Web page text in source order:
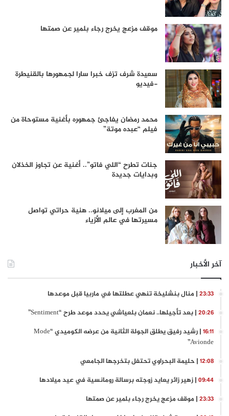
موقف مزعج يخرج رجاء بلمير عن صمتها
سعيدة شرف تزف خبرا سارا لجمهورها بالقنيطرة
-فيديو
محمد رمضان يفاجئ جمهوره بأغنية مستوحاة من
فيلم “عبده موتة”
جنات تطرح “اللي فاتو”.. أغنية عن تجاوز الخذلان
وبدايات جديدة
من المغرب إلى ميلانو.. هنية حراتي تواصل
مسيرتها في عالم الأزياء
آخر الأخبار
23:33 | منال بنشليخة تنهي عطلتها في ماربيا قبل موعدها
20:26 | بعد تأجيلها.. نعمان بلعياشي يحدد موعد طرح “Sentiment”
16:11
| رشيد رفيق يطلق الجولة الثانية من عرضه الكوميدي “Mode
Avionde”
12:08 | حليمة البحراوي تحتفل بتخرجها الجامعي
09:44 | زهير زائر يعايد زوجته برسالة رومانسية في عيد ميلادها
23:33 | موقف مزعج يخرج رجاء بلمير عن صمتها